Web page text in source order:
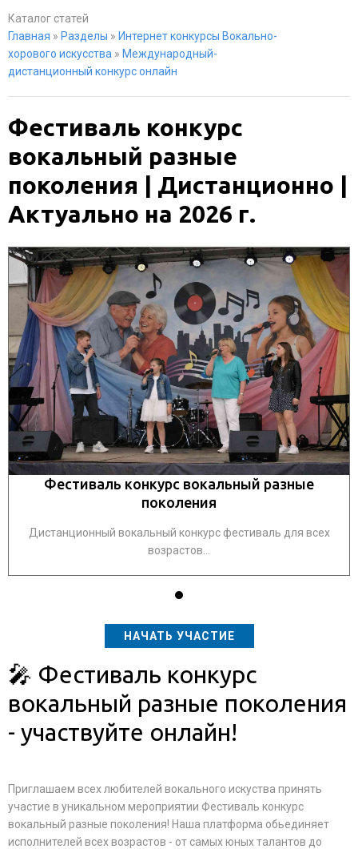
Каталог статей
Главная » Разделы » Интернет конкурсы Вокально-
хорового искусства » Международный-
дистанционный конкурс онлайн
Фестиваль конкурс
вокальный разные
поколения | Дистанционно |
Актуально на 2026 г.
Фестиваль конкурс вокальный разные
поколения
Дистанционный вокальный конкурс фестиваль для всех
возрастов...
НАЧАТЬ УЧАСТИЕ
🎤 Фестиваль конкурс
вокальный разные поколения
- участвуйте онлайн!
Приглашаем всех любителей вокального искуства принять
участие в уникальном мероприятии Фестиваль конкурс
вокальный разные поколения! Наша платформа обьединяет
исполнителей всех возрастов - от самых юных талантов до